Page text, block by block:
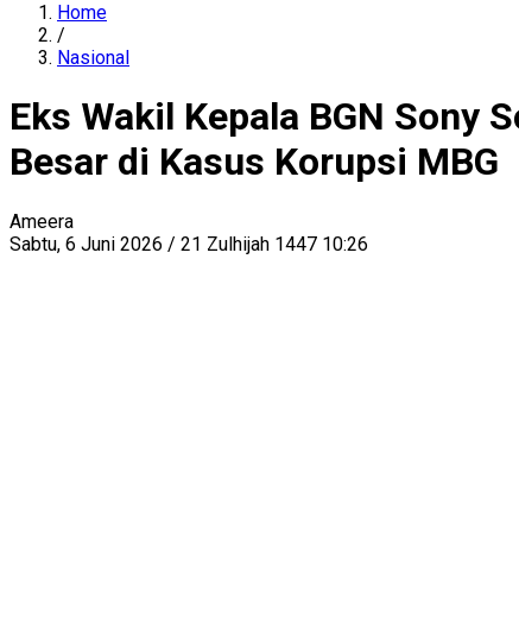
Home
/
Nasional
Eks Wakil Kepala BGN Sony
Besar di Kasus Korupsi MBG
Ameera
Sabtu, 6 Juni 2026 / 21 Zulhijah 1447 10:26